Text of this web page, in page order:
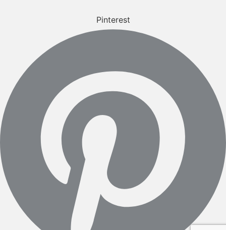
Pinterest